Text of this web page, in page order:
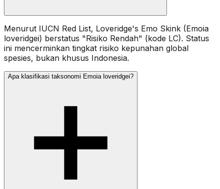
Menurut IUCN Red List, Loveridge's Emo Skink (Emoia
loveridgei) berstatus "Risiko Rendah" (kode LC). Status
ini mencerminkan tingkat risiko kepunahan global
spesies, bukan khusus Indonesia.
Apa klasifikasi taksonomi Emoia loveridgei?